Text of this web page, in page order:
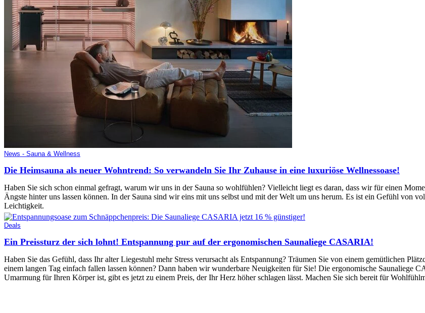
News - Sauna & Wellness
Die Heimsauna als neuer Wohntrend: So verwandeln Sie Ihr Zuhause in eine luxuriöse Wellnessoase!
Haben Sie sich schon einmal gefragt, warum wir uns in der Sauna so wohlfühlen? Vielleicht liegt es daran, dass wir für einen
Ängste hinter uns lassen können. In der Sauna sind wir eins mit uns selbst und mit der Welt um uns herum. Es ist ein Gefühl von
Leichtigkeit.
Deals
Ein Preissturz der sich lohnt! Entspannung pur auf der ergonomischen Saunaliege CASARIA!
Haben Sie das Gefühl, dass Ihr alter Liegestuhl mehr Stress verursacht als Entspannung? Träumen Sie von einem gemütlichen
einem langen Tag einfach fallen lassen können? Dann haben wir wunderbare Neuigkeiten für Sie! Die ergonomische Saunaliege
Umarmung für Ihren Körper ist, gibt es jetzt zu einem Preis, der Ihr Herz höher schlagen lässt. Machen Sie sich bereit für